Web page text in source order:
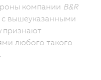
компании B&R
с вышеуказанными
признают
любого такого
.